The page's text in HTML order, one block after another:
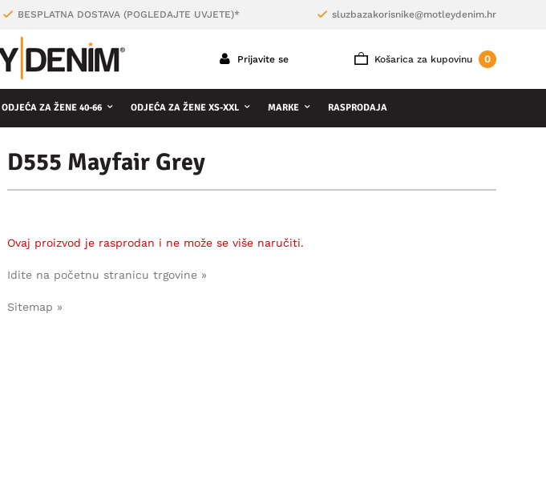
BESPLATNA DOSTAVA (POGLEDAJTE UVJETE)* sluzbazakorisnike@motleydenim.hr
Košarica za kupovinu 0
Prijavite se
ODJEĆA ZA ŽENE 40-66 ODJEĆA ZA ŽENE XS-XXL MARKE RASPRODAJA
D555 Mayfair Grey
Ovaj proizvod je rasprodan i ne može se više naručiti.
Idite na početnu stranicu trgovine »
Sitemap »